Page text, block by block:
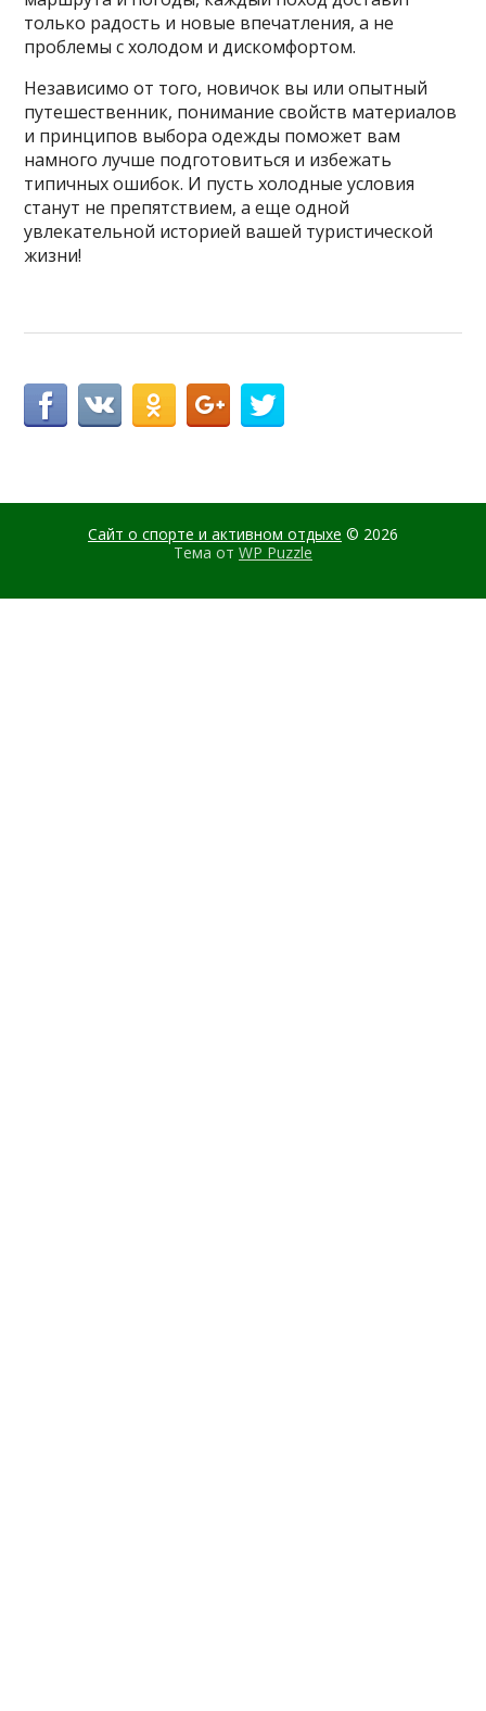
только радость и новые впечатления, а не
проблемы с холодом и дискомфортом.
Независимо от того, новичок вы или опытный
путешественник, понимание свойств материалов
и принципов выбора одежды поможет вам
намного лучше подготовиться и избежать
типичных ошибок. И пусть холодные условия
станут не препятствием, а еще одной
увлекательной историей вашей туристической
жизни!
Сайт о спорте и активном отдыхе © 2026
Тема от WP Puzzle